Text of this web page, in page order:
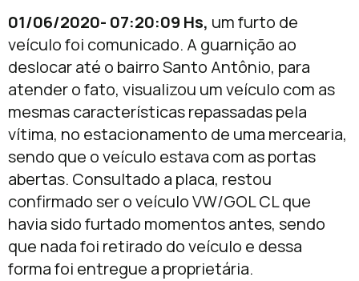
01/06/2020- 07:20:09 Hs, um furto de
veículo foi comunicado. A guarnição ao
deslocar até o bairro Santo Antônio, para
atender o fato, visualizou um veículo com as
mesmas características repassadas pela
vítima, no estacionamento de uma mercearia,
sendo que o veículo estava com as portas
abertas. Consultado a placa, restou
confirmado ser o veículo VW/GOL CL que
havia sido furtado momentos antes, sendo
que nada foi retirado do veículo e dessa
forma foi entregue a proprietária.